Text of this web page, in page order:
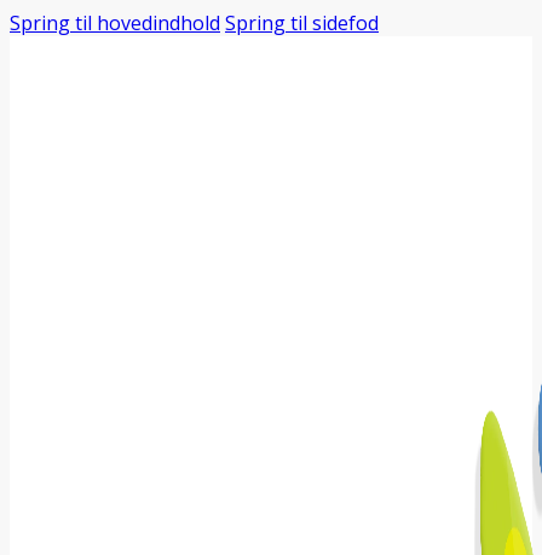
Spring til hovedindhold Spring til sidefod